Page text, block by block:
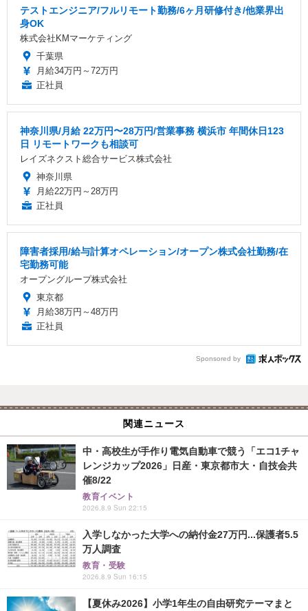
テストエンジニア/フルリモート勤務/6ヶ月研修付き/他業界出
身OK
株式会社KMマーケティング
千葉県
月給34万円～72万円
正社員
神奈川県/月給 22万円〜28万円/営業事務 横浜市 年間休日123
日 リモートワークも相談可
レイズネクスト総合サービス株式会社
神奈川県
月給22万円～28万円
正社員
障害者採用/給与計算オペレーション/オープン株式会社勤務/在
宅勤務可能
オープングループ株式会社
東京都
月給38万円～48万円
正社員
Sponsored by
関連ニュース
中・高校生が手作り電気自動車で競う「エコ1チャ
レンジカップ2026」日産・東京都市大・自技会共
催8/22
教育イベント
2026.8.9 Sun 22:15
入学しなかった大学への納付金27万円...保護者5.5
万人調査
教育・受験
2026.8.9 Sun 16:15
【夏休み2026】小学1年生の自由研究テーマまと